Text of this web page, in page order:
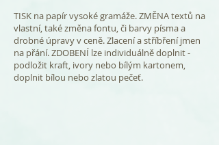
TISK na papír vysoké gramáže. ZMĚNA textů na
vlastní, také změna fontu, či barvy písma a
drobné úpravy v ceně. Zlacení a stříbření jmen
na přání. ZDOBENÍ lze individuálně doplnit -
podložit kraft, ivory nebo bílým kartonem,
doplnit bílou nebo zlatou pečeť.